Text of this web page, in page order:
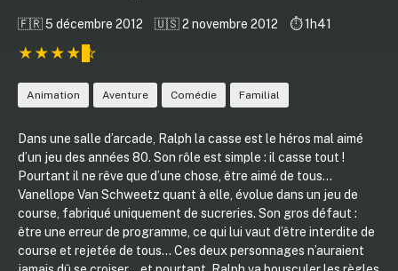
🇫🇷 5 décembre 2012 🇺🇸 2 novembre 2012 ⏱️ 1h41
Animation Aventure Comédie Familial
Dans une salle d’arcade, Ralph la casse est le héros mal aimé
d’un jeu des années 80. Son rôle est simple : il casse tout !
Pourtant il ne rêve que d’une chose, être aimé de tous…
Vanellope Van Schweetz quant à elle, évolue dans un jeu de
course, fabriqué uniquement de sucreries. Son gros défaut :
être une erreur de programme, ce qui lui vaut d’être interdite de
course et rejetée de tous… Ces deux personnages n’auraient